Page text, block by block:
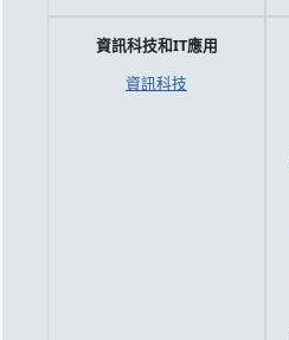
資訊科技和IT應用
資訊科技